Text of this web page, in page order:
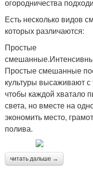
огородничества
Есть несколько видов
которых различаются:
Простые
Простые смешанные
культуры высаживают с
чтобы каждой хватало
света, но вместе на
экономить место,
полива.
читать дальше →